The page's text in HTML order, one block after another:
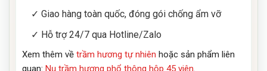
✓ Giao hàng toàn quốc, đóng gói chống ẩm vỡ
✓ Hỗ trợ 24/7 qua Hotline/Zalo
Xem thêm về trầm hương tự nhiên hoặc sản phẩm liên
quan: Nụ trầm hương phổ thông hộp 45 viên.